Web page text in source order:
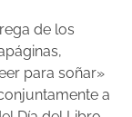
de los
para soñar»
a